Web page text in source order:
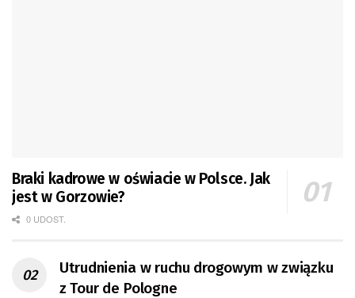
Braki kadrowe w oświacie w Polsce. Jak
jest w Gorzowie?
0 UDOST.
Utrudnienia w ruchu drogowym w związku
z Tour de Pologne